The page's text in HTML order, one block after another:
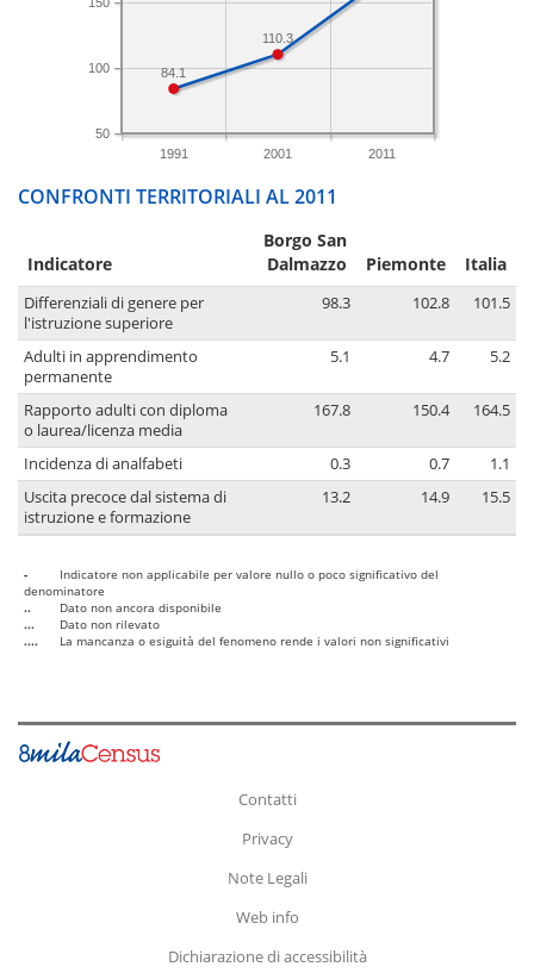
1991 2001 2011
50
100
110.3
84.1
CONFRONTI TERRITORIALI AL 2011
Indicatore
Borgo San
Dalmazzo
Piemonte Italia
Differenziali di genere per
l'istruzione superiore
98.3 102.8 101.5
Adulti in apprendimento
permanente
5.1 4.7 5.2
Rapporto adulti con diploma
o laurea/licenza media
167.8 150.4 164.5
Incidenza di analfabeti 0.3 0.7
1.1
Uscita precoce dal sistema di
istruzione e formazione
13.2 14.9 15.5
-
Indicatore non applicabile per valore nullo o poco significativo del
denominatore
..
Dato non ancora disponibile
...
Dato non rilevato
....
La mancanza o esiguità del fenomeno rende i valori non significativi
Contatti
Privacy
Note Legali
Web info
Dichiarazione di accessibilità